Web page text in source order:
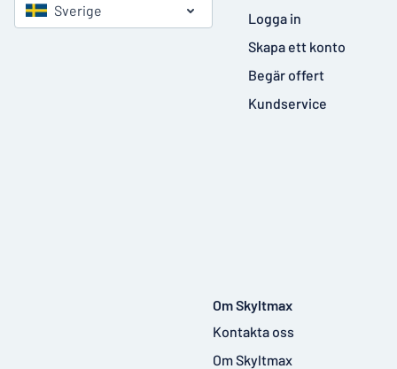
Sverige
Logga in
Skapa ett konto
Begär offert
Kundservice
Om Skyltmax
Kontakta oss
Om Skyltmax